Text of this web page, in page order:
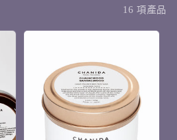
16 項產品